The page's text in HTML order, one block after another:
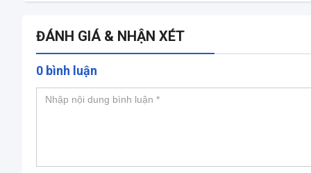
ĐÁNH GIÁ & NHẬN XÉT
0 bình luận